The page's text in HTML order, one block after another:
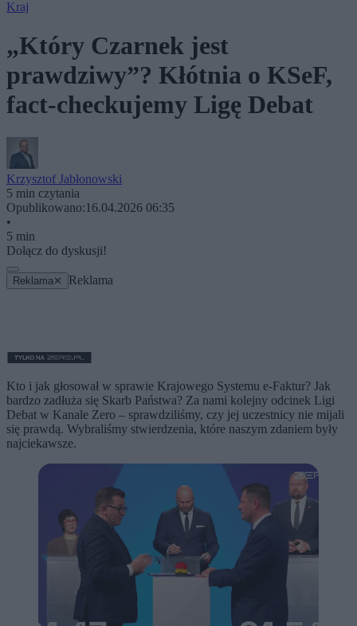
Kraj
„Który Czarnek jest
prawdziwy”? Kłótnia o KSeF,
fact-checkujemy Ligę Debat
Krzysztof Jabłonowski
5 min czytania
Opublikowano:16.04.2026 06:35
•
5 min
Dołącz do dyskusji!
Reklama ✕ Reklama
Kto i jak głosował w sprawie Krajowego Systemu e-Faktur? Jak
bardzo zadłuża się Skarb Państwa? Za nami kolejny odcinek Ligi
Debat w Kanale Zero – sprawdziliśmy, czy jej uczestnicy nie mijali
się prawdą. Wybraliśmy stwierdzenia, które naszym zdaniem były
najciekawsze.